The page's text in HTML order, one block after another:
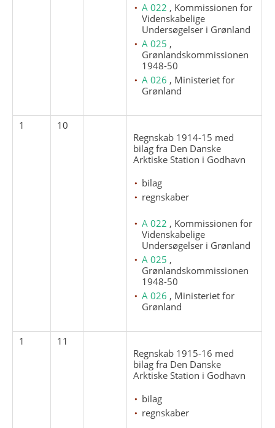
A 022 , Kommissionen for
Videnskabelige
Undersøgelser i Grønland
A 025 ,
Grønlandskommissionen
1948-50
A 026 , Ministeriet for
Grønland
1
10
Regnskab 1914-15 med
bilag fra Den Danske
Arktiske Station i Godhavn
bilag
regnskaber
A 022 , Kommissionen for
Videnskabelige
Undersøgelser i Grønland
A 025 ,
Grønlandskommissionen
1948-50
A 026 , Ministeriet for
Grønland
1
11
Regnskab 1915-16 med
bilag fra Den Danske
Arktiske Station i Godhavn
bilag
regnskaber